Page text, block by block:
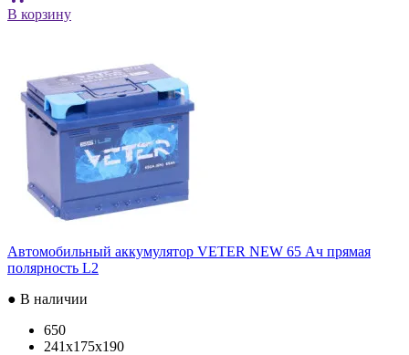
В корзину
Автомобильный аккумулятор VETER NEW 65 Ач прямая
полярность L2
● В наличии
650
241x175x190